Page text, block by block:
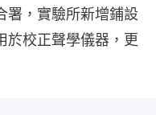
署，實驗所新增鋪設
於校正聲學儀器，更